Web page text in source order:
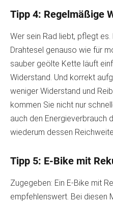
Tipp 4: Regelmäßige
Wer sein Rad liebt, pflegt
Drahtesel genauso wie für
sauber geölte Kette läuft
Widerstand. Und korrekt
weniger Widerstand und
kommen Sie nicht nur
auch den Energieverbrauch
wiederum dessen
Tipp 5: E-Bike mit
Zugegeben: Ein E-Bike mit
empfehlenswert. Bei diesen